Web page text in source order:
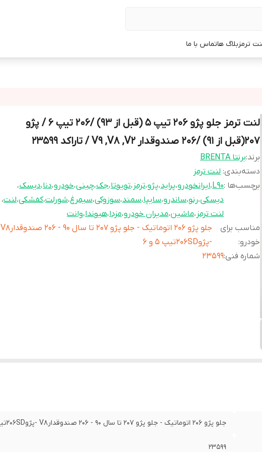
ترمزبلاگ هاتماس با ما
لنت ترمز جلو پژو 206 تیپ 5 (قبل از 93) /206 تیپ 6 / پژو
207(قبل از 91) /206 صندوقدار V9 ,V8 ,V2 / تاراکد 23599
برند:برنتا BRENTA
دسته‌بندی: لنت ترمز
برچسب‌ها :L90،ایرانخودرو،پراید،پژو،ترمز ،تویوتا،جک،چینی،خودرو،دنا،دیسک،
دیسکی،رنو،ساندرو،سایپا،سمند،سوزوکی،سیمرغ،شورلت،کفشکی،لنت،
لنت ترمز ،ماشین،مدیران خودرو،مزدا،هیوندا،وانت
مناسب برای
خودرو:
جلو پژو 206 اتوماتیک - جلو پژو 207 تا سال 90 - 206 صندوقدارV8
-پژو206SDتیپ 5 و 6
شماره فنی:
23599
جلو پژو 206 اتوماتیک - جلو پژو 207 تا سال 90 - 206 صندوقدارV8 -پژو206SDتیپ 5 و 6
23599